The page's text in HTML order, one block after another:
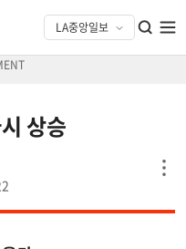
상승